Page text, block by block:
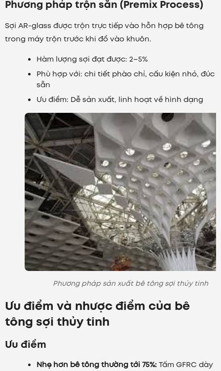
Phương pháp trộn sẵn (Premix Process)
Sợi AR-glass được trộn trực tiếp vào hỗn hợp bê tông
trong máy trộn trước khi đổ vào khuôn.
Hàm lượng sợi đạt được: 2–5%
Phù hợp với: chi tiết phào chỉ, cấu kiện nhỏ, đúc
sẵn
Ưu điểm: Dễ sản xuất, linh hoạt về hình dạng
Phương pháp sản xuất bê tông sợi thủy tinh
Ưu điểm và nhược điểm của bê
tông sợi thủy tinh
Ưu điểm
Nhẹ hơn bê tông thường tới 75%:Tấm GFRC dày